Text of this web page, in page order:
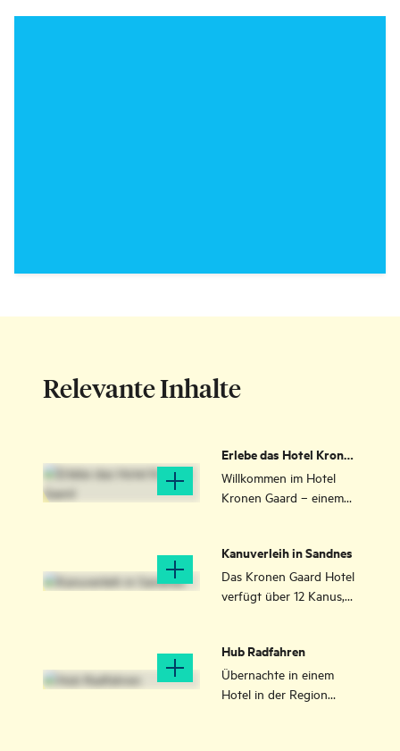
Relevante Inhalte
Erlebe das Hotel Kronen
Gaard
Willkommen im Hotel
Kronen Gaard – einem
ländlicher Umgebung
direkt außerhalb von
Sandnes. Hier findest du
einige der bekanntesten
Naturschönheiten
Norwegens zu erkunden
Kanuverleih in Sandnes
Das Kronen Gaard Hotel
verfügt über 12 Kanus,
gemietet werden
können, um das
Kanupaddeln
Hub Radfahren
Übernachte in einem
Hotel in der Region